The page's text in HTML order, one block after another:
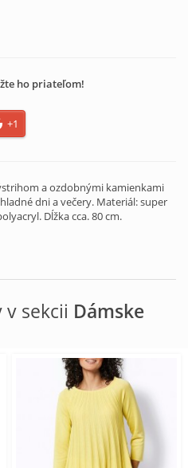
ho priateľom!
+1
a ozdobnými kamienkami
dni a večery. Materiál: super
Dĺžka cca. 80 cm.
sekcii Dámske